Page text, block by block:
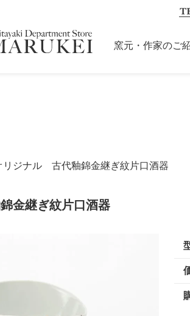
窯元・作家のご
ジナル 古代釉錦金継ぎ紋片口酒器
金継ぎ紋片口酒器